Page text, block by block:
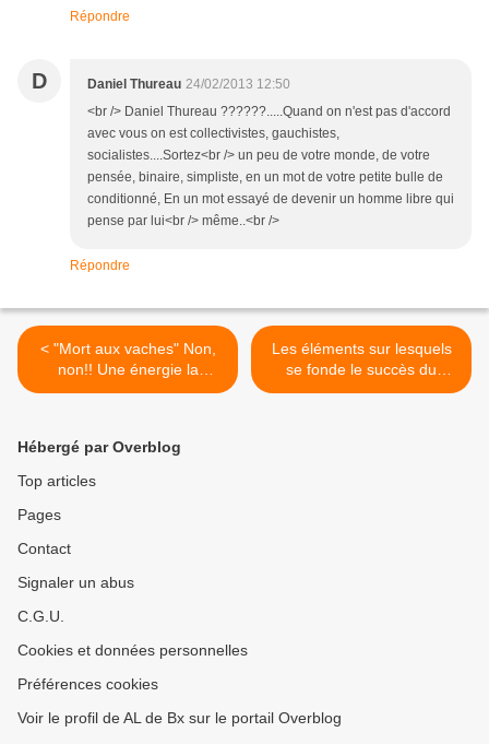
Répondre
D Daniel Thureau 24/02/2013 12:50
<br /> Daniel Thureau ??????.....Quand on n'est pas d'accord
avec vous on est collectivistes, gauchistes,
socialistes....Sortez<br /> un peu de votre monde, de votre
pensée, binaire, simpliste, en un mot de votre petite bulle de
conditionné, En un mot essayé de devenir un homme libre qui
pense par lui<br /> même..<br />
Répondre
< "Mort aux vaches" Non,
non!! Une énergie la
méthanisation
Les éléments sur lesquels
se fonde le succès du
modèle suisse >
Hébergé par Overblog
Top articles
Pages
Contact
Signaler un abus
C.G.U.
Cookies et données personnelles
Préférences cookies
Voir le profil de AL de Bx sur le portail Overblog